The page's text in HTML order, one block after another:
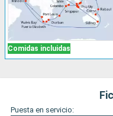
Comidas incluidas
Puesta en servicio: